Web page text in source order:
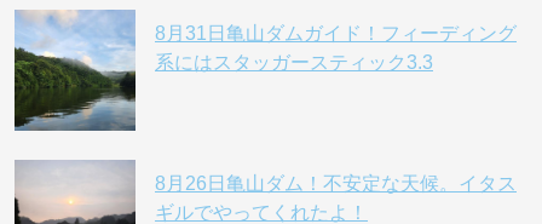
8月31日亀山ダムガイド！フィーディング
系にはスタッガースティック3.3
8月26日亀山ダム！不安定な天候。イタス
ギルでやってくれたよ！